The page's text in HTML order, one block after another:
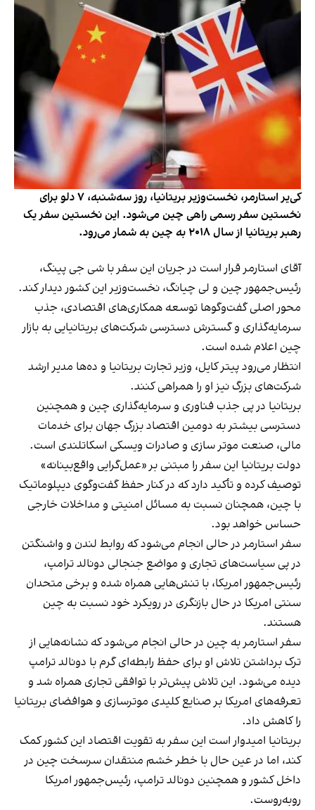
کی‌یر استارمر، نخست‌وزیر بریتانیا، روز سه‌شنبه، ۷ دلو برای
نخستین سفر رسمی راهی چین می‌شود. این نخستین سفر یک
رهبر بریتانیا از سال ۲۰۱۸ به چین به شمار می‌رود.
آقای استارمر قرار است در جریان این سفر با شی جی پینگ،
رئیس‌جمهور چین و لی چیانگ، نخست‌وزیر این کشور دیدار کند.
محور اصلی گفت‌وگوها توسعه همکاری‌های اقتصادی، جذب
سرمایه‌گذاری و گسترش دسترسی شرکت‌های بریتانیایی به بازار
چین اعلام شده است.
انتظار می‌رود پیتر کایل، وزیر تجارت بریتانیا و ده‌ها مدیر ارشد
شرکت‌های بزرگ نیز او را همراهی کنند.
بریتانیا در پی جذب فناوری و سرمایه‌گذاری چین و همچنین
دسترسی بیشتر به دومین اقتصاد بزرگ جهان برای خدمات
مالی، صنعت موتر سازی و صادرات ویسکی اسکاتلندی است.
دولت بریتانیا این سفر را مبتنی بر «عمل‌گرایی واقع‌بینانه»
توصیف کرده و تأکید دارد که در کنار حفظ گفت‌وگوی دیپلوماتیک
با چین، همچنان نسبت به مسائل امنیتی و مداخلات خارجی
حساس خواهد بود.
سفر استارمر در حالی انجام می‌شود که روابط لندن و واشنگتن
در پی سیاست‌های تجاری و مواضع جنجالی دونالد ترامپ،
رئیس‌جمهور امریکا، با تنش‌هایی همراه شده و برخی متحدان
سنتی امریکا در حال بازنگری در رویکرد خود نسبت به چین
هستند.
سفر استارمر به چین در حالی انجام می‌شود که نشانه‌هایی از
ترک برداشتن تلاش او برای حفظ رابطه‌ای گرم با دونالد ترامپ
دیده می‌شود. این تلاش پیش‌تر با توافقی تجاری همراه شد و
تعرفه‌های امریکا بر صنایع کلیدی موترسازی و هوافضای بریتانیا
را کاهش داد.
بریتانیا امیدوار است این سفر به تقویت اقتصاد این کشور کمک
کند، اما در عین حال با خطر خشم منتقدان سرسخت چین در
داخل کشور و همچنین دونالد ترامپ، رئیس‌جمهور امریکا
روبه‌روست.